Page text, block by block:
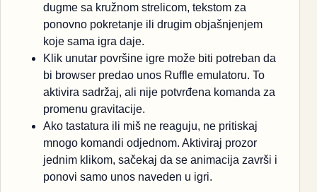
dugme sa kružnom strelicom, tekstom za
ponovno pokretanje ili drugim objašnjenjem
koje sama igra daje.
Klik unutar površine igre može biti potreban da
bi browser predao unos Ruffle emulatoru. To
aktivira sadržaj, ali nije potvrđena komanda za
promenu gravitacije.
Ako tastatura ili miš ne reaguju, ne pritiskaj
mnogo komandi odjednom. Aktiviraj prozor
jednim klikom, sačekaj da se animacija završi i
ponovi samo unos naveden u igri.